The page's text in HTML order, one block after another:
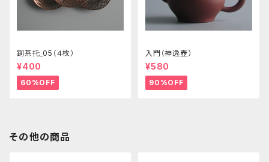
銅茶托_05（４枚）
¥400
60%OFF
入門（神逸壺）
¥580
90%OFF
その他の商品